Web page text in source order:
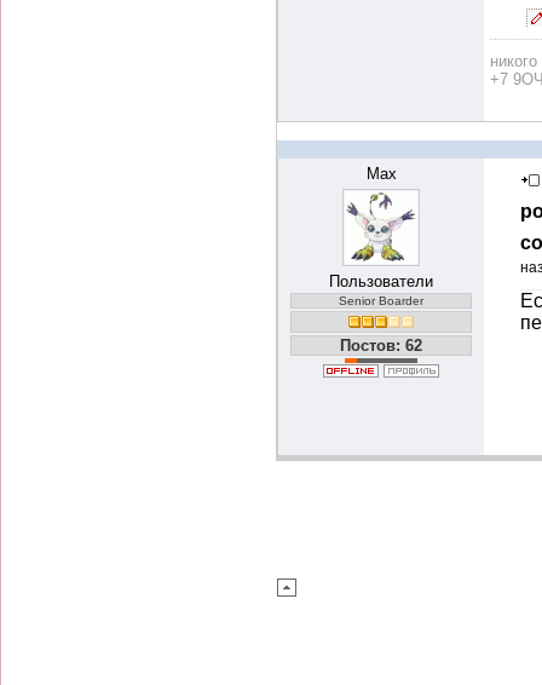
+7
Max
Пользователи
Senior Boarder
Постов: 62